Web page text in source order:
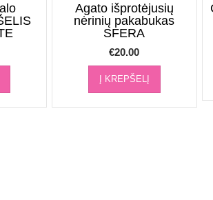
Agato išprotėjusių
nėrinių pakabukas
SFERA
€20.00
Į KREPŠELĮ